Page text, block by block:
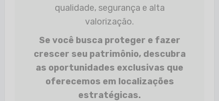
qualidade, segurança e alta
valorização.
Se você busca proteger e fazer
crescer seu patrimônio, descubra
as oportunidades exclusivas que
oferecemos em localizações
estratégicas.